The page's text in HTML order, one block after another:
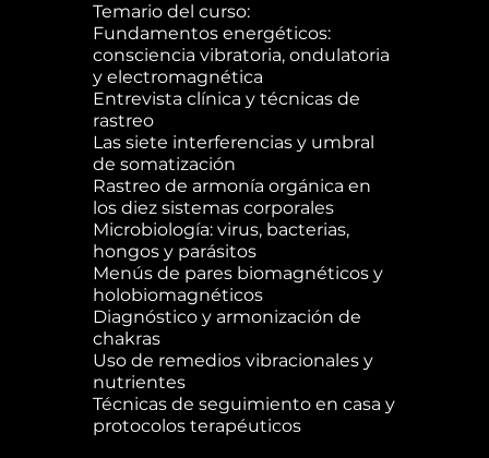
Temario del curso:
Fundamentos energéticos:
consciencia vibratoria, ondulatoria
y electromagnética
Entrevista clínica y técnicas de
rastreo
Las siete interferencias y umbral
de somatización
Rastreo de armonía orgánica en
los diez sistemas corporales
Microbiología: virus, bacterias,
hongos y parásitos
Menús de pares biomagnéticos y
holobiomagnéticos
Diagnóstico y armonización de
chakras
Uso de remedios vibracionales y
nutrientes
Técnicas de seguimiento en casa y
protocolos terapéuticos